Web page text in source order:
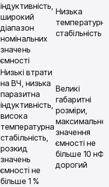
індуктивність,
широкий
діапазон
номінальних
значень
ємності
Низька
стабільність
Низькі втрати
на ВЧ, низька
паразитна
індуктивність,
висока
температурна
стабільність,
розкид
значень
ємності не
більше 1 %
Великі
габаритні
розміри,
максимальне
значення
ємності не
більше 10 нФ,
дорогий